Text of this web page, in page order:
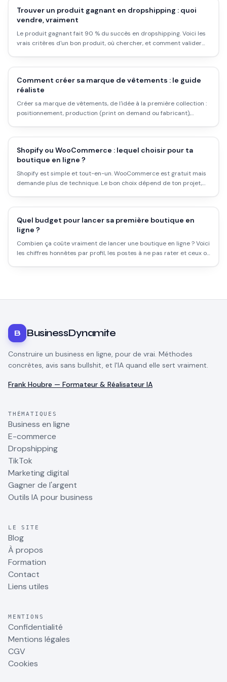
Trouver un produit gagnant en dropshipping : quoi
vendre, vraiment
Le produit gagnant fait 90 % du succès en dropshipping. Voici les
vrais critères d'un bon produit, où chercher, et comment valider
Comment créer sa marque de vêtements : le guide
réaliste
Créer sa marque de vêtements, de l'idée à la première collection :
positionnement, production (print on demand ou fabricant),
Shopify ou WooCommerce : lequel choisir pour ta
boutique en ligne ?
Shopify est simple et tout-en-un. WooCommerce est gratuit mais
demande plus de technique. Le bon choix dépend de ton projet,
Quel budget pour lancer sa première boutique en
ligne ?
Combien ça coûte vraiment de lancer une boutique en ligne ? Voici
les chiffres honnêtes par profil, les postes à ne pas rater et ceux où
B BusinessDynamite
Construire un business en ligne, pour de vrai. Méthodes
concrètes, avis sans bullshit, et l'IA quand elle sert vraiment.
Frank Houbre — Formateur & Réalisateur IA
THÉMATIQUES
Business en ligne
E-commerce
Dropshipping
TikTok
Marketing digital
Gagner de l'argent
Outils IA pour business
LE SITE
Blog
À propos
Formation
Contact
Liens utiles
MENTIONS
Confidentialité
Mentions légales
CGV
Cookies